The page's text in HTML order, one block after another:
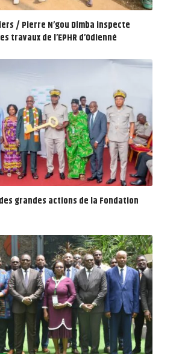
/ Pierre N’gou Dimba inspecte
travaux de l’EPHR d’Odienné
grandes actions de la Fondation